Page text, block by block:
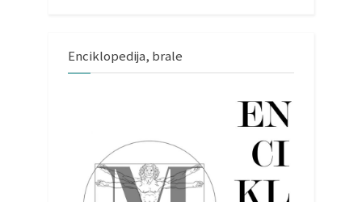
Enciklopedija, brale